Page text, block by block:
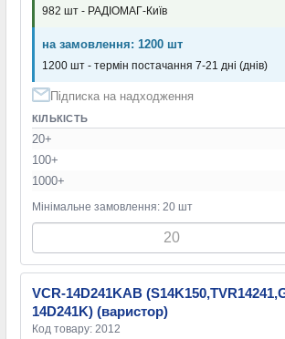
982 шт - РАДІОМАГ-Київ
на замовлення: 1200 шт
1200 шт - термін постачання 7-21 дні (днів)
Підписка на надходження
КІЛЬКІСТЬ
20+
100+
1000+
Мінімальне замовлення: 20 шт
VCR-14D241KAB
14D241K) (варистор)
Код товару: 2012